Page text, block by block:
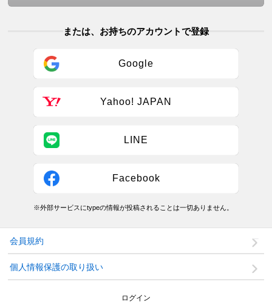
または、お持ちのアカウントで登録
Google
Yahoo! JAPAN
LINE
Facebook
※外部サービスにtypeの情報が投稿されることは一切ありません。
会員規約
個人情報保護の取り扱い
ログイン